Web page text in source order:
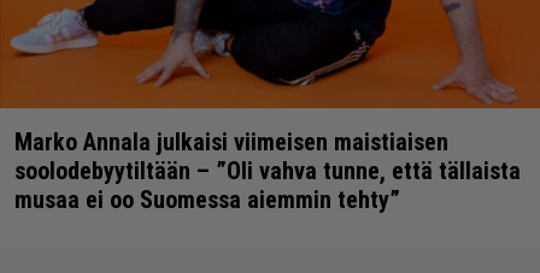
Marko Annala julkaisi viimeisen maistiaisen
soolodebyytiltään – ”Oli vahva tunne, että tällaista
musaa ei oo Suomessa aiemmin tehty”